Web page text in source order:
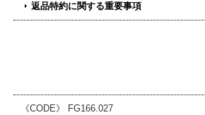
返品特約に関する重要事項
《CODE》 FG166.027